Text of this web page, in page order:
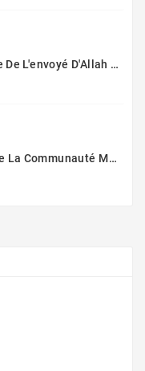
Muhammad, La Vie De L'envoyé D'Allah - T 1&2 - Ibn Ishaq - AlBouraq
Le Coran ! L'âme De La Communauté Musulmane - Editions Chama Al Azhar